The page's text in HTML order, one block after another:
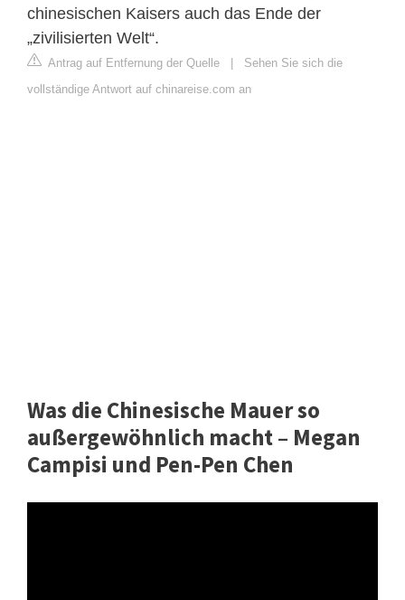
chinesischen Kaisers auch das Ende der
„zivilisierten Welt“.
Antrag auf Entfernung der Quelle
Sehen Sie sich die
vollständige Antwort auf chinareise.com an
Was die Chinesische Mauer so
außergewöhnlich macht – Megan
Campisi und Pen-Pen Chen